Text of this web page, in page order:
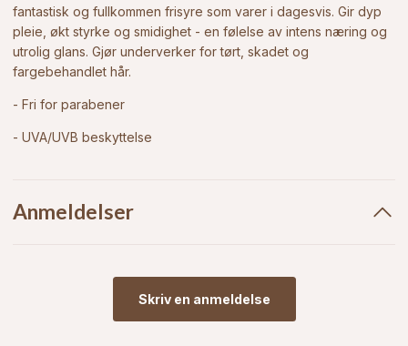
fantastisk og fullkommen frisyre som varer i dagesvis. Gir dyp
pleie, økt styrke og smidighet - en følelse av intens næring og
utrolig glans. Gjør underverker for tørt, skadet og
fargebehandlet hår.
- Fri for parabener
- UVA/UVB beskyttelse
Anmeldelser
Skriv en anmeldelse